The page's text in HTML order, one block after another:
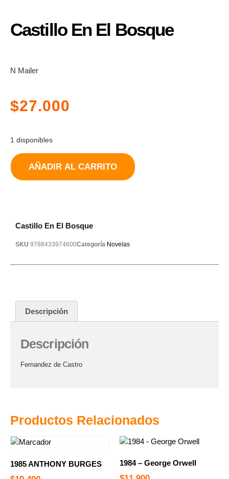
Castillo En El Bosque
N Mailer
$27.000
1 disponibles
AÑADIR AL CARRITO
Productos Relacionados
1985 ANTHONY BURGES 1984 – George Orwell
Castillo En El Bosque
SKU 9788433974600Categoría Novelas
Descripción
Descripción
Fernandez de Castro